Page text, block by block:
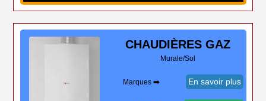
CHAUDIÈRES GAZ
Murale/Sol
Marques ➡️ En savoir plus